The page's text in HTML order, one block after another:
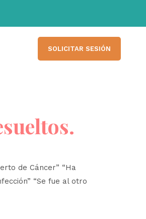
SOLICITAR SESIÓN
de Cáncer” “Ha
“Se fue al otro